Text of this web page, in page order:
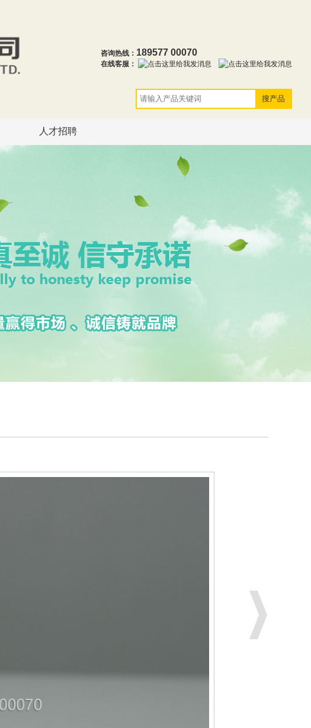
咨询热线： 189577 00070
在线客服：
人才招聘